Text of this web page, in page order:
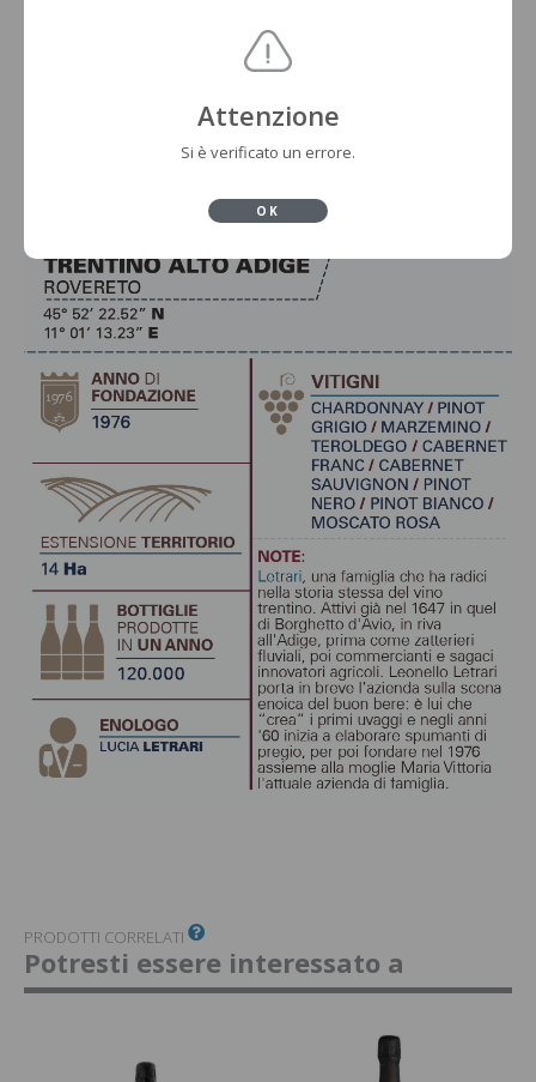
PRODOTTI CORRELATI
Potresti essere interessato a
Attenzione
Si è verificato un errore.
OK